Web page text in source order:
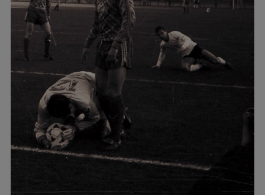
Creează cont